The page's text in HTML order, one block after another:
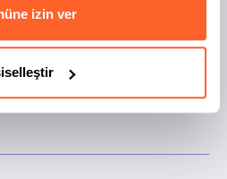
izin ver